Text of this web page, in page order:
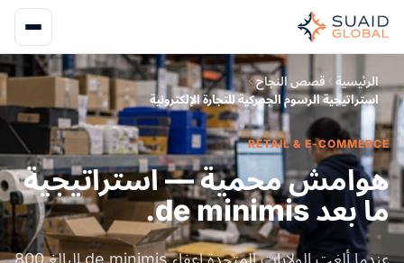
الرئيسية
قصص النجاح
استراتيجية الرسوم الجمركية للتجارة الإلكترونية
RETAIL & E-COMMERCE
هوامش محمية — استراتيجية
ما بعد de minimis.
عندما ألغت الولايات المتحدة إعفاء de minimis البالغ 800